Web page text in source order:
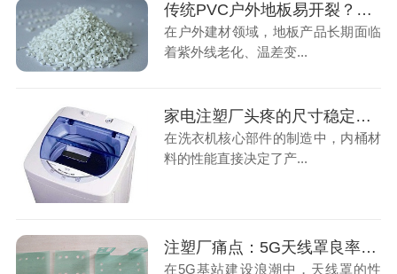
传统PVC户外地板易开裂？中新华美耐候ASA材料让产品竞争力飙升
在户外建材领域，地板产品长期面临
着紫外线老化、温差变...
家电注塑厂头疼的尺寸稳定性问题，滑石粉PP材料一招破解
在洗衣机核心部件的制造中，内桶材
料的性能直接决定了产...
注塑厂痛点：5G天线罩良率低？中新华美改性ASA帮您降本增效
在5G基站建设浪潮中，天线罩的性